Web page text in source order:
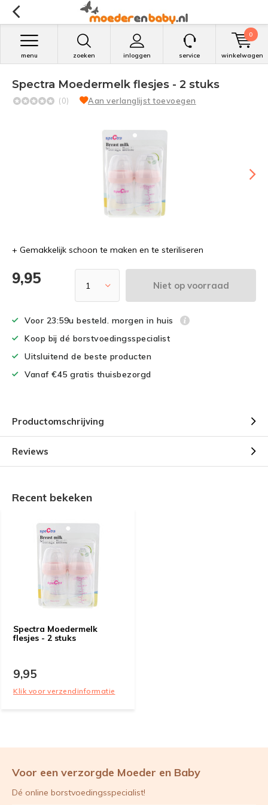
zoeken inloggen
menu service winkelwagen
0
Spectra Moedermelk flesjes - 2 stuks
(0) Aan verlanglijst toevoegen
+ Gemakkelijk schoon te maken en te steriliseren
9,95 Niet op voorraad
Voor 23:59u besteld. morgen in huis
Koop bij dé borstvoedingsspecialist
Uitsluitend de beste producten
Vanaf €45 gratis thuisbezorgd
Productomschrijving
Reviews
Recent bekeken
Spectra Moedermelk
flesjes - 2 stuks
9,95
Klik voor verzendinformatie
Voor een verzorgde Moeder en Baby
Dé online borstvoedingsspecialist!